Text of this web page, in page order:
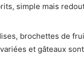
simple mais
brochettes de
et gâteaux